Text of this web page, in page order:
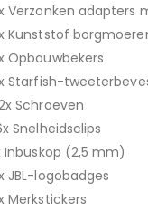
Verzonken adapters
Kunststof
Opbouwbekers
Starfish-
Schroeven
Snelheidsclips
Inbuskop (2,5 mm)
JBL-logobadges
Merkstickers